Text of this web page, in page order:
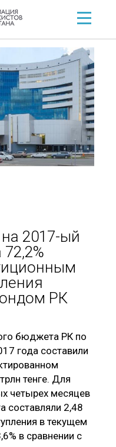
2017-ый
РК
бюджета РК по
года составили
тенге. Для
четырех месяцев
составляли 2,48
в текущем
в сравнении с